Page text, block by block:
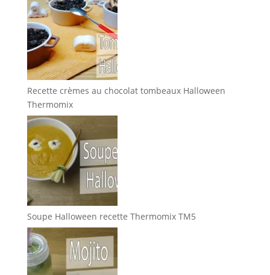
Recette crèmes au chocolat tombeaux Halloween
Thermomix
Soupe Halloween recette Thermomix TM5